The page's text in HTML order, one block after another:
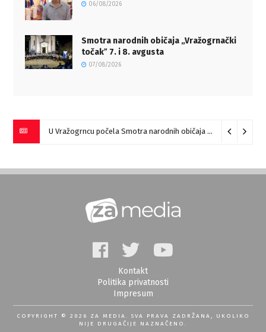
06/08/2026
Smotra narodnih običaja „Vražogrnački
točakˮ 7. i 8. avgusta
07/08/2026
„Pesme za česme“ večeras kod Tackove česme u Zaječaru
Kontakt
Politika privatnosti
Impresum
COPYRIGHT © 2026 ZA MEDIA. SVA PRAVA ZADRŽANA, UKOLIKO
NIJE DRUGAČIJE NAZNAČENO.